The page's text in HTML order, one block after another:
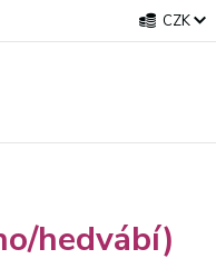
CZK
hedvábí)